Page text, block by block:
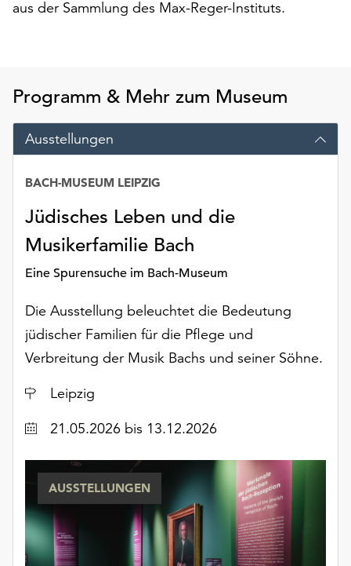
zur
werden
auch
ohne
Ihr
Einverständnis
weiterhin
Möchten
Sie
verwendeten
anpassen,
erreichen
Sie
Einstellungen
über
die
„Auswählen“.
Weitere
Informationen
finden
Sie
aus der Sammlung des Max-Reger-Instituts.
Programm & Mehr zum Museum
Ausstellungen
Jüdisches Leben und die
Musikerfamilie Bach
Eine Spurensuche im Bach-Museum
BACH-MUSEUM LEIPZIG
Die Ausstellung beleuchtet die Bedeutung
jüdischer Familien für die Pflege und
Verbreitung der Musik Bachs und seiner Söhne.
Ort
Leipzig
Datum21.05.2026 bis 13.12.2026
AUSSTELLUNGEN